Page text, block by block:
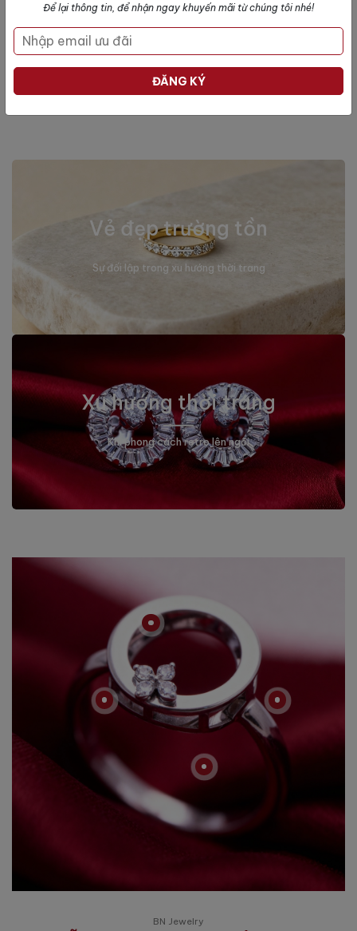
Top các sản phẩm bán chạy nhất tuần
BEST SELLER
Vẻ đẹp trường tồn
Sự đối lập trong xu hướng thời trang
Xu hướng thời trang
Khi phong cách retro lên ngôi
BN Jewelry
Để lại thông tin, để nhận ngay khuyến mãi từ chúng tôi nhé!
ĐĂNG KÝ